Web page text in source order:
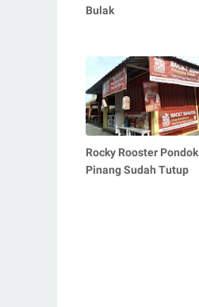
Bulak
Rocky Rooster Pondok
Pinang Sudah Tutup